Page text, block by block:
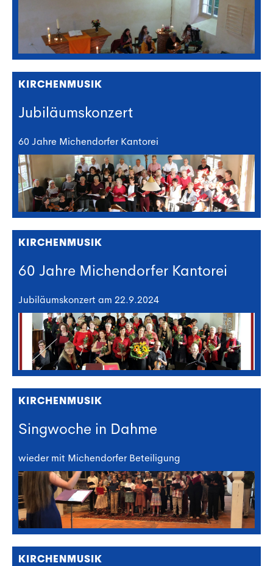
KIRCHENMUSIK
Jubiläumskonzert
60 Jahre Michendorfer Kantorei
KIRCHENMUSIK
60 Jahre Michendorfer Kantorei
Jubiläumskonzert am 22.9.2024
KIRCHENMUSIK
Singwoche in Dahme
wieder mit Michendorfer Beteiligung
KIRCHENMUSIK